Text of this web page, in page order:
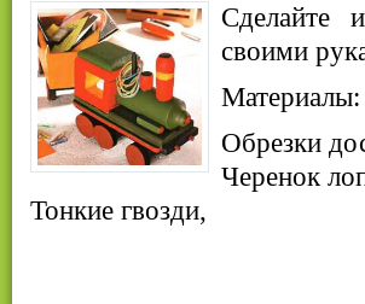
Сделайте
своими
Материалы:
Обрезки
Черенок
Тонкие гвозди,